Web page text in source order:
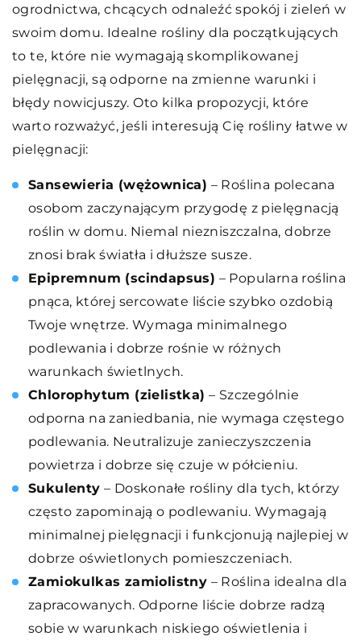
ogrodnictwa, chcących odnaleźć spokój i zieleń w
swoim domu. Idealne rośliny dla początkujących
to te, które nie wymagają skomplikowanej
pielęgnacji, są odporne na zmienne warunki i
błędy nowicjuszy. Oto kilka propozycji, które
warto rozważyć, jeśli interesują Cię rośliny łatwe w
pielęgnacji:
Sansewieria (wężownica) – Roślina polecana
osobom zaczynającym przygodę z pielęgnacją
roślin w domu. Niemal niezniszczalna, dobrze
znosi brak światła i dłuższe susze.
Epipremnum (scindapsus) – Popularna roślina
pnąca, której sercowate liście szybko ozdobią
Twoje wnętrze. Wymaga minimalnego
podlewania i dobrze rośnie w różnych
warunkach świetlnych.
Chlorophytum (zielistka) – Szczególnie
odporna na zaniedbania, nie wymaga częstego
podlewania. Neutralizuje zanieczyszczenia
powietrza i dobrze się czuje w półcieniu.
Sukulenty – Doskonałe rośliny dla tych, którzy
często zapominają o podlewaniu. Wymagają
minimalnej pielęgnacji i funkcjonują najlepiej w
dobrze oświetlonych pomieszczeniach.
Zamiokulkas zamiolistny – Roślina idealna dla
zapracowanych. Odporne liście dobrze radzą
sobie w warunkach niskiego oświetlenia i